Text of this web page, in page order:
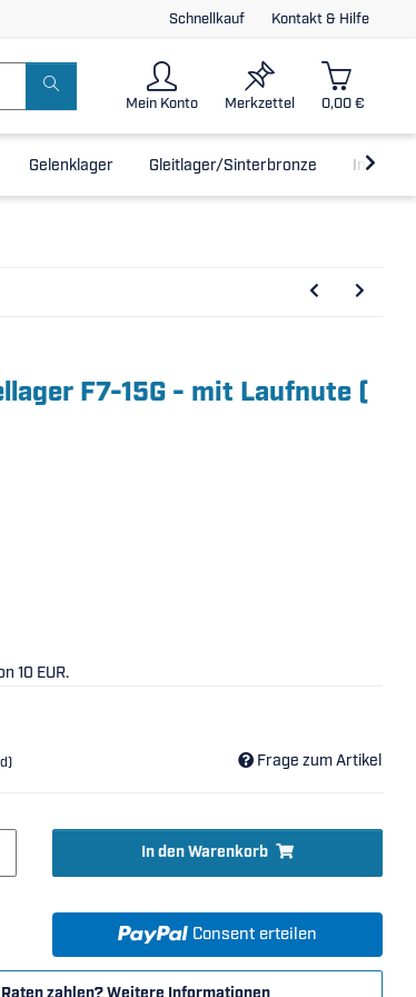
Schnellkauf Kontakt & Hilfe
Mein Konto Merkzettel 0,00 €
Gelenklager Gleitlager/Sinterbronze Inline-
F7-15G - mit Laufnute (
10 EUR.
Frage zum Artikel
In den Warenkorb
Consent erteilen